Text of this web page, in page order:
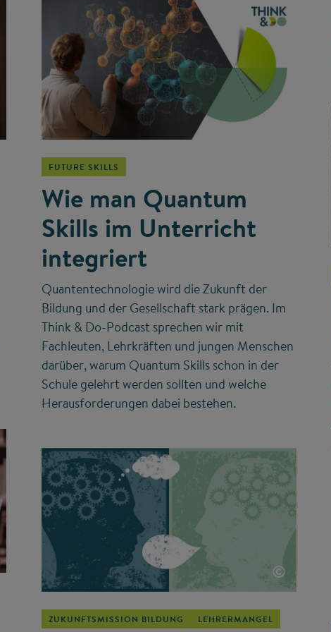
FUTURE SKILLS
Wie man Quantum
Skills im Unterricht
integriert
Quantentechnologie wird die Zukunft der
Bildung und der Gesellschaft stark prägen. Im
Think & Do-Podcast sprechen wir mit
Fachleuten, Lehrkräften und jungen Menschen
darüber, warum Quantum Skills schon in der
Schule gelehrt werden sollten und welche
Herausforderungen dabei bestehen.
©
ZUKUNFTSMISSION BILDUNG LEHRERMANGEL